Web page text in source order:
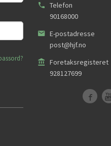
Telefon
90168000
E-postadresse
post@hjf.no
Foretaksregisteret
928127699